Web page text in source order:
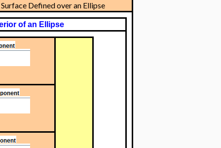
Defined over an Ellipse
of an Ellipse